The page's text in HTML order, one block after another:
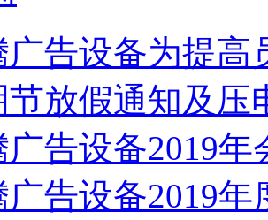
广告设备为提高
节放假通知及压
广告设备2019
广告设备2019